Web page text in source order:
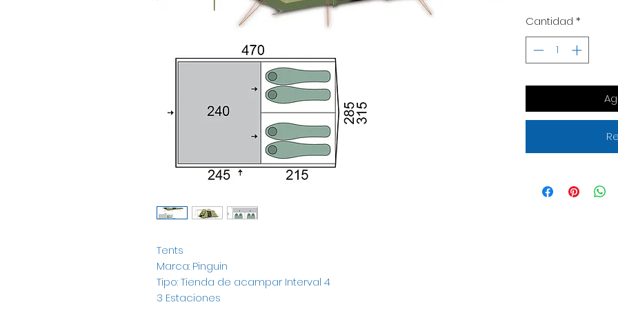
Tents
Marca: Pinguin
Tipo: Tienda de acampar Interval 4
3 Estaciones
Cantidad *